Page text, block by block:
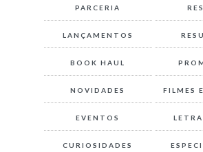
PARCERIA
LANÇAMENTOS
BOOK HAUL
NOVIDADES FILMES
EVENTOS
CURIOSIDADES